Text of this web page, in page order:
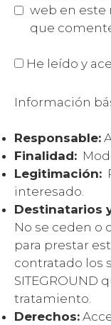
web en este
que
He leído y
Información
Responsable:
Finalidad:
Legitimación:
interesado.
Destinatarios
No se ceden o
para prestar
contratado los
SITEGROUND
tratamiento.
Derechos: